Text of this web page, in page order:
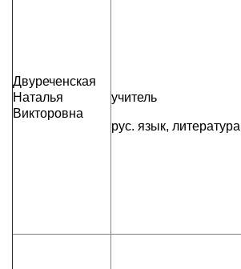
Двуреченская
Наталья
Викторовна
учитель
рус. язык, литература